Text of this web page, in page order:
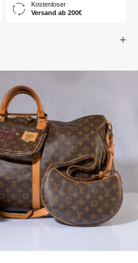
Kostenloser
Versand ab 200€